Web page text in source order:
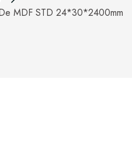
MDF STD 24*30*2400mm